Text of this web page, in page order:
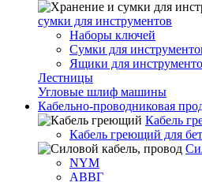
сумки для инструментов
Наборы ключей
Сумки для
Ящики для
Лестницы
Угловые шлиф машины
Кабельно-проводниковая
Кабель
Кабель греющий для
NYM
АВВГ